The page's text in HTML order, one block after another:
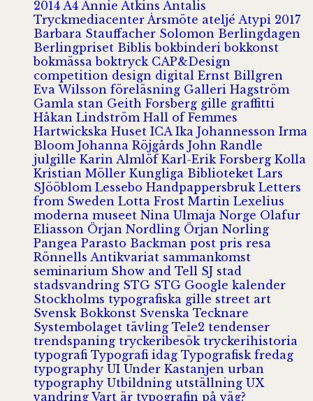
2014 A4 Annie Atkins Antalis
Tryckmediacenter Årsmöte ateljé Atypi 2017
Barbara Stauffacher Solomon Berlingdagen
Berlingpriset Biblisbokbinderibokkonst
bokmässaboktryck CAP&Design
competition design digital Ernst Billgren
Eva Wilsson föreläsning Galleri Hagström
Gamla stan Geith Forsberg gille graffitti
Håkan Lindström Hall of Femmes
Hartwickska Huset ICA Ika Johannesson Irma
Bloom Johanna Röjgårds John Randle
julgille Karin Almlöf Karl-Erik Forsberg Kolla
Kristian Möller Kungliga Biblioteket Lars
SJööblom Lessebo Handpappersbruk Letters
from Sweden Lotta Frost Martin Lexelius
moderna museet Nina Ulmaja Norge Olafur
Eliasson Örjan Nordling Örjan Norling
Pangea Parasto Backman post pris resa
Rönnells Antikvariat sammankomst
seminarium Show and Tell SJ stad
stadsvandring STG STG Google kalender
Stockholms typografiska gille street art
Svensk Bokkonst Svenska Tecknare
Systembolaget tävling Tele2 tendenser
trendspaning tryckeribesök tryckerihistoria
typografi Typografi idag Typografisk fredag
typography UI Under Kastanjen urban
typography Utbildning utställning UX
vandring Vart är typografin på väg?